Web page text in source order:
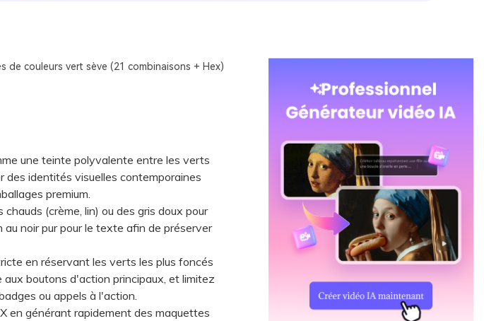
de couleurs vert sève (21 combinaisons + Hex)
une teinte polyvalente entre les verts
des identités visuelles contemporaines
premium.
(crème, lin) ou des gris doux pour
noir pur pour le texte afin de préserver
en réservant les verts les plus foncés
boutons d'action principaux, et limitez
ou appels à l'action.
générant rapidement des maquettes